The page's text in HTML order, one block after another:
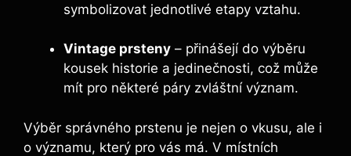
symbolizovat jednotlivé etapy vztahu.
Vintage prsteny – přinášejí do výběru
kousek historie a jedinečnosti, což může
mít pro některé páry zvláštní význam.
Výběr správného prstenu je nejen o vkusu, ale i
o významu, který pro vás má. V místních